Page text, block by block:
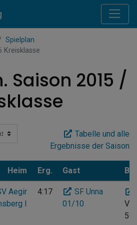
Spielplan
Kreisklasse
Saison 2015 /
Tabelle und alle
Ergebnisse der Saison
Heim Erg. Gast
Aegir
I
4:17
SF Unna
01/10